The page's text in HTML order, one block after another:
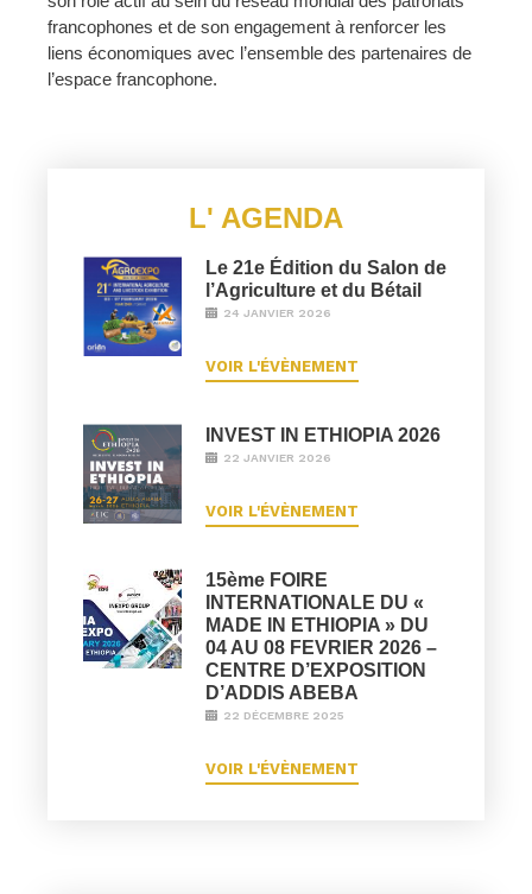
francophones et de son engagement à renforcer les
liens économiques avec l’ensemble des partenaires de
l’espace francophone.
L' AGENDA
Le 21e Édition du Salon de
l’Agriculture et du Bétail
24 JANVIER 2026
VOIR L'ÉVÈNEMENT
INVEST IN ETHIOPIA 2026
22 JANVIER 2026
VOIR L'ÉVÈNEMENT
15ème FOIRE
INTERNATIONALE DU «
MADE IN ETHIOPIA » DU
04 AU 08 FEVRIER 2026 –
CENTRE D’EXPOSITION
D’ADDIS ABEBA
22 DÉCEMBRE 2025
VOIR L'ÉVÈNEMENT